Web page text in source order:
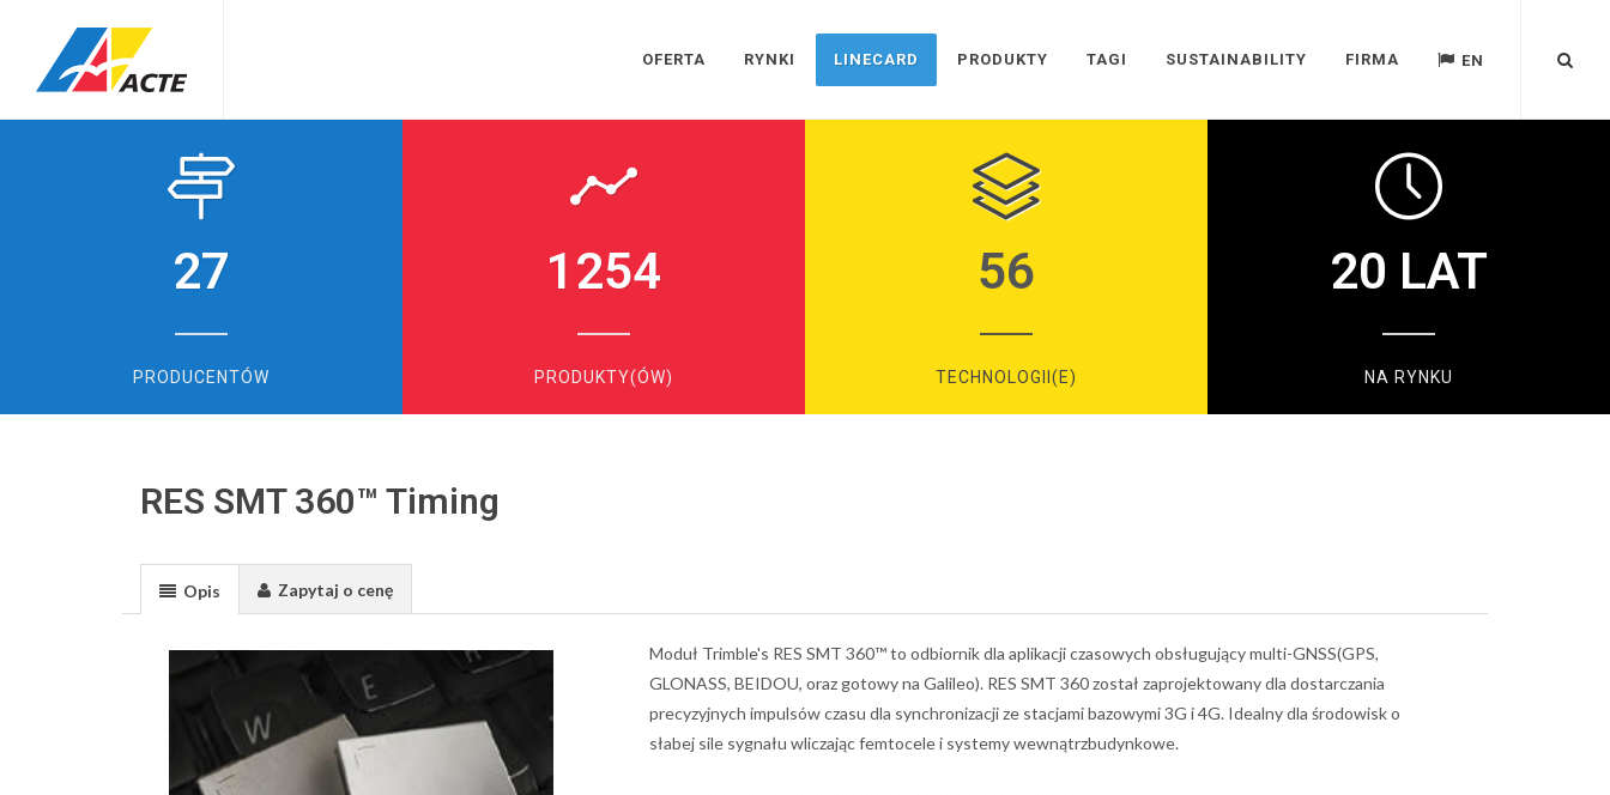
OFERTA RYNKI LINECARD PRODUKTY TAGI SUSTAINABILITY FIRMA EN
27
PRODUCENTÓW
1254
PRODUKTY(ÓW)
56
TECHNOLOGII(E)
20 LAT
NA RYNKU
RES SMT 360™ Timing
Opis Zapytaj o cenę
Moduł Trimble's RES SMT 360™ to odbiornik dla aplikacji czasowych obsługujący multi-GNSS(GPS,
GLONASS, BEIDOU, oraz gotowy na Galileo). RES SMT 360 został zaprojektowany dla dostarczania
precyzyjnych impulsów czasu dla synchronizacji ze stacjami bazowymi 3G i 4G. Idealny dla środowisk o
słabej sile sygnału wliczając femtocele i systemy wewnątrzbudynkowe.